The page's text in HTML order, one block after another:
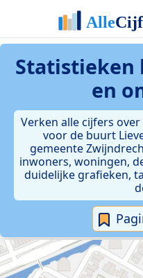
Statistieken
en
Verken alle cijfers
voor de buurt
gemeente
inwoners, woningen,
duidelijke grafieken,